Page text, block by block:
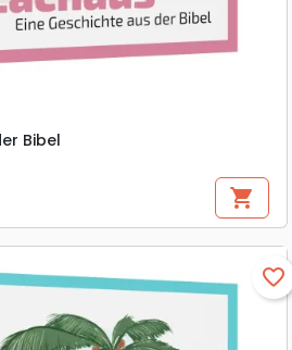
Bibel
shopping_cart
favorite_border